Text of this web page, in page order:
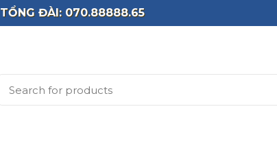
TỔNG ĐÀI: 070.88888.65